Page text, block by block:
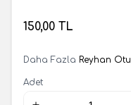
150,00 TL
Daha Fazla Reyhan Otu
Adet